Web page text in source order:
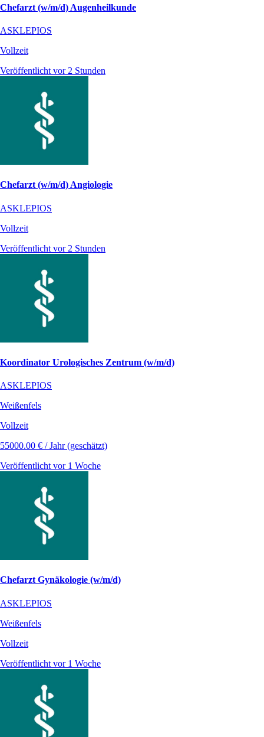
Chefarzt (w/m/d) Augenheilkunde
ASKLEPIOS
Vollzeit
Veröffentlicht vor 2 Stunden
Chefarzt (w/m/d) Angiologie
ASKLEPIOS
Vollzeit
Veröffentlicht vor 2 Stunden
Koordinator Urologisches Zentrum (w/m/d)
ASKLEPIOS
Weißenfels
Vollzeit
55000.00 € / Jahr (geschätzt)
Veröffentlicht vor 1 Woche
Chefarzt Gynäkologie (w/m/d)
ASKLEPIOS
Weißenfels
Vollzeit
Veröffentlicht vor 1 Woche